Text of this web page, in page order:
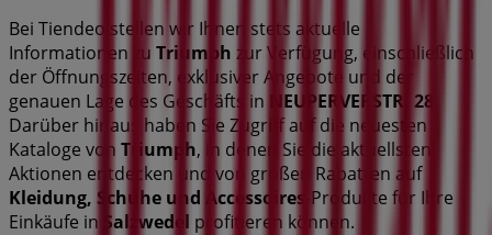
Bei Tiendeo stellen wir Ihnen stets aktuelle
Informationen zu Triumph zur Verfügung, einschließlich
der Öffnungszeiten, exklusiver Angebote und der
genauen Lage des Geschäfts in
NEUPERVERSTR. 28
Darüber hinaus haben Sie Zugriff auf die neuesten
Kataloge von Triumph, in denen Sie die aktuellsten
Aktionen entdecken und von großen Rabatten auf
Kleidung, Schuhe und Accessoires -Produkte für Ihre
Einkäufe in Salzwedel profitieren können.